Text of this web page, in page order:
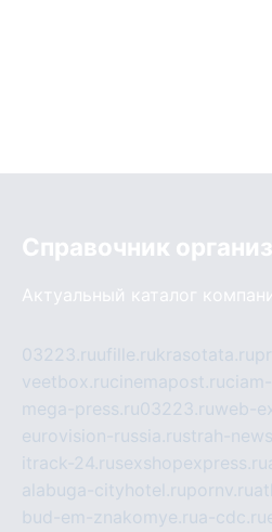
Справочник
Актуальный каталог
03223.ruufille.rukrasotata.ru
veetbox.rucinemapost.ru
mega-press.ru03223.ruweb-
eurovision-russia.rustrah-
itrack-24.rusexshopexpress.ru
alabuga-cityhotel.rupornv.ru
bud-em-znakomye.rua-cdc.ru